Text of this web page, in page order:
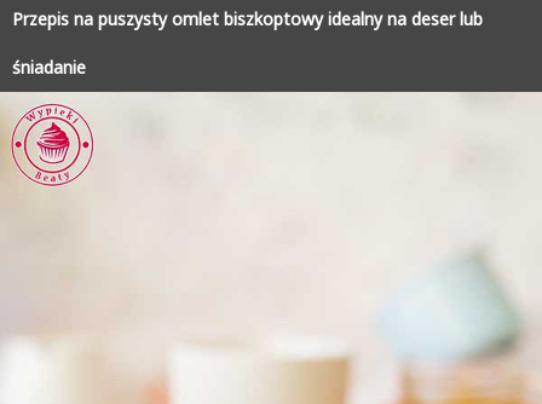
Przepis na puszysty omlet biszkoptowy idealny na deser lub
śniadanie